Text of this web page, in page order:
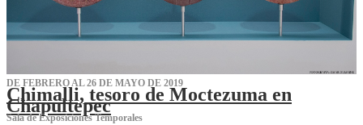
DE FEBRERO AL 26 DE MAYO DE 2019
Chimalli, tesoro de Moctezuma en
Chapultepec
Sala de Exposiciones Temporales